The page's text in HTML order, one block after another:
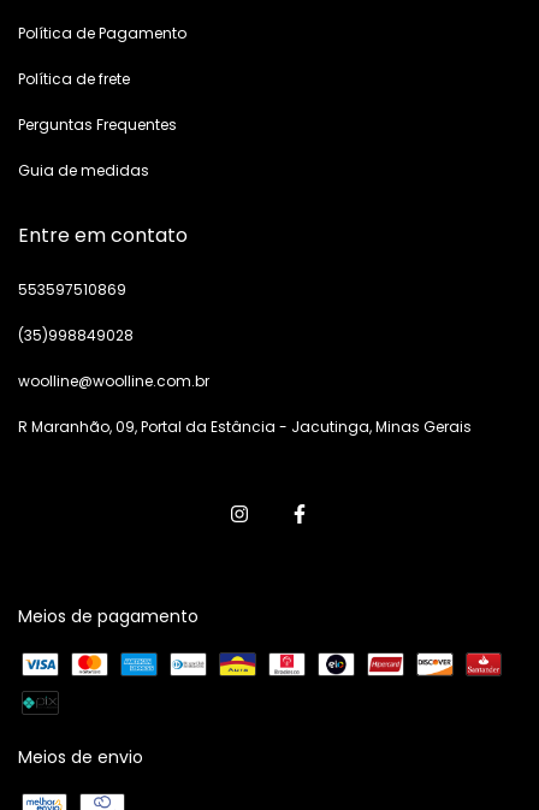
Política de Pagamento
Política de frete
Perguntas Frequentes
Guia de medidas
Entre em contato
553597510869
(35)998849028
woolline@woolline.com.br
R Maranhão, 09, Portal da Estância - Jacutinga, Minas Gerais
Meios de pagamento
Meios de envio